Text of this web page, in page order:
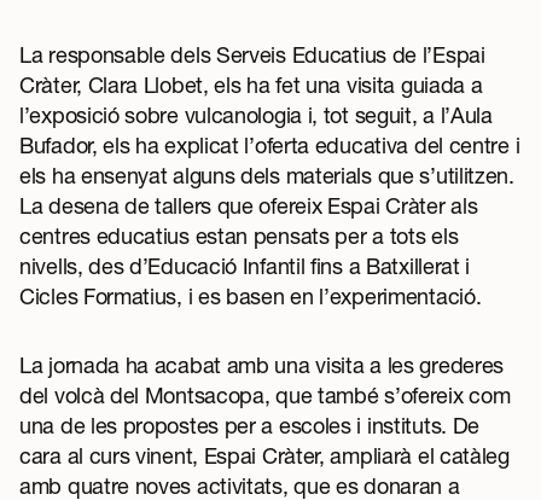
La responsable dels Serveis Educatius de l’Espai
Cràter, Clara Llobet, els ha fet una visita guiada a
l’exposició sobre vulcanologia i, tot seguit, a l’Aula
Bufador, els ha explicat l’oferta educativa del centre i
els ha ensenyat alguns dels materials que s’utilitzen.
La desena de tallers que ofereix Espai Cràter als
centres educatius estan pensats per a tots els
nivells, des d’Educació Infantil fins a Batxillerat i
Cicles Formatius, i es basen en l’experimentació.
La jornada ha acabat amb una visita a les grederes
del volcà del Montsacopa, que també s’ofereix com
una de les propostes per a escoles i instituts. De
cara al curs vinent, Espai Cràter, ampliarà el catàleg
amb quatre noves activitats, que es donaran a